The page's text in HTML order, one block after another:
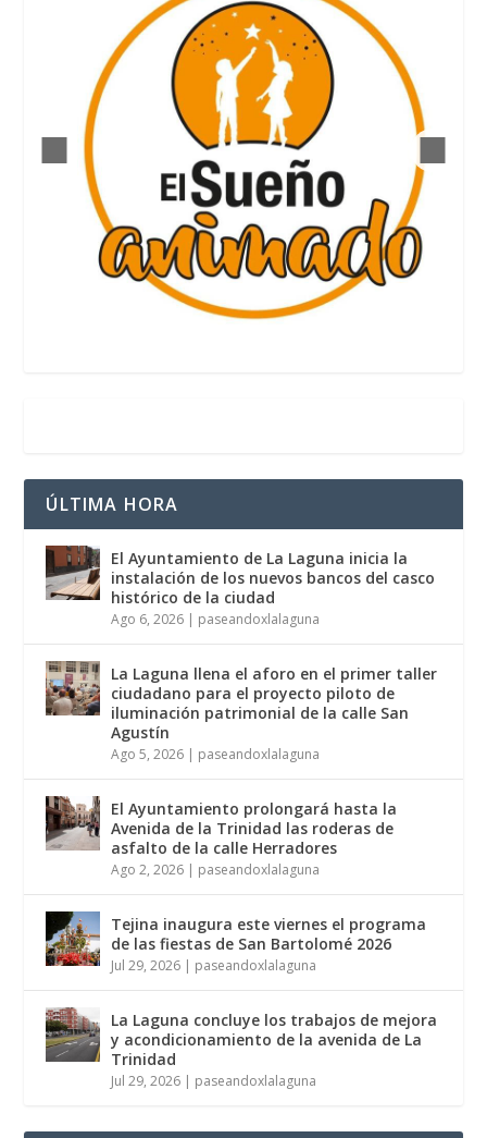
ÚLTIMA HORA
El Ayuntamiento de La Laguna inicia la
instalación de los nuevos bancos del casco
histórico de la ciudad
Ago 6, 2026 | paseandoxlalaguna
La Laguna llena el aforo en el primer taller
ciudadano para el proyecto piloto de
iluminación patrimonial de la calle San
Agustín
Ago 5, 2026 | paseandoxlalaguna
El Ayuntamiento prolongará hasta la
Avenida de la Trinidad las roderas de
asfalto de la calle Herradores
Ago 2, 2026 | paseandoxlalaguna
Tejina inaugura este viernes el programa
de las fiestas de San Bartolomé 2026
Jul 29, 2026 | paseandoxlalaguna
La Laguna concluye los trabajos de mejora
y acondicionamiento de la avenida de La
Trinidad
Jul 29, 2026 | paseandoxlalaguna